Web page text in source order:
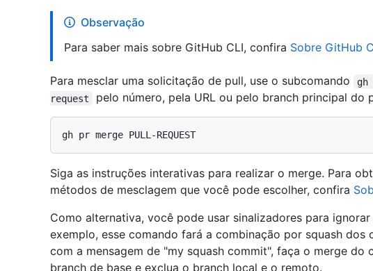
Observação
Para saber mais sobre GitHub CLI, confira Sobre GitHub
Para mesclar uma solicitação de pull, use o subcomando gh
request
pelo número, pela URL ou pelo branch principal do
Siga as instruções interativas para realizar o merge. Para
métodos de mesclagem que você pode escolher, confira
Como alternativa, você pode usar sinalizadores para
exemplo, esse comando fará a combinação por squash dos
com a mensagem de "my squash commit", faça o merge do
branch de base e exclua o branch local e o remoto.